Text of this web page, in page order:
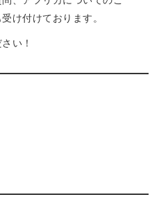
け付けております。
い！